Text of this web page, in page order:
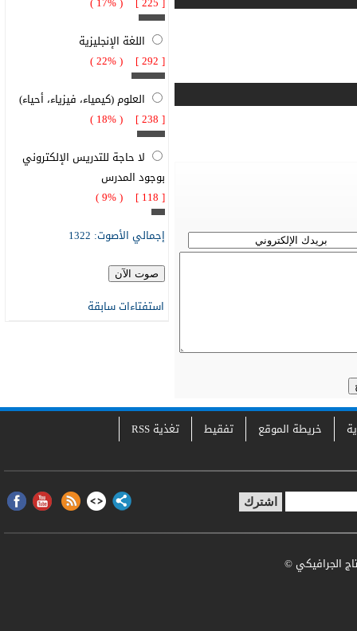
اللغة الإنجليزية
[ 292 ] ( 22% )
العلوم (كيمياء، فيزياء، أحياء)
[ 238 ] ( 18% )
لا حاجة للتدريس الإلكتروني
بوجود المدرس
[ 118 ] ( 9% )
إجمالي الأصوت: 1322
استفتاءات سابقة
خريطة الموقع تفقيط تغذية RSS
الجرافيكي ©